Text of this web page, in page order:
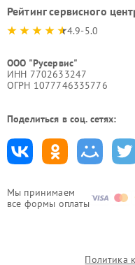
Мы принимаем
все формы оплаты
Рейтинг сервисного
4.9-5.0
ООО "Русервис"
ИНН 7702633247
ОГРН 1077746335776
Поделиться в соц. сетях:
Политика